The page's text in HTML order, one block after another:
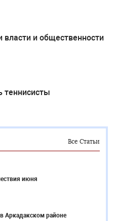
власти и общественности
теннисисты
Все Статьи
июня
Аркадакском районе